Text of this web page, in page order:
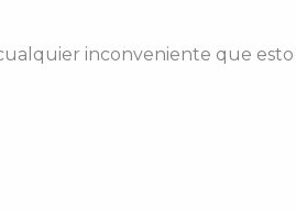
inconveniente que esto